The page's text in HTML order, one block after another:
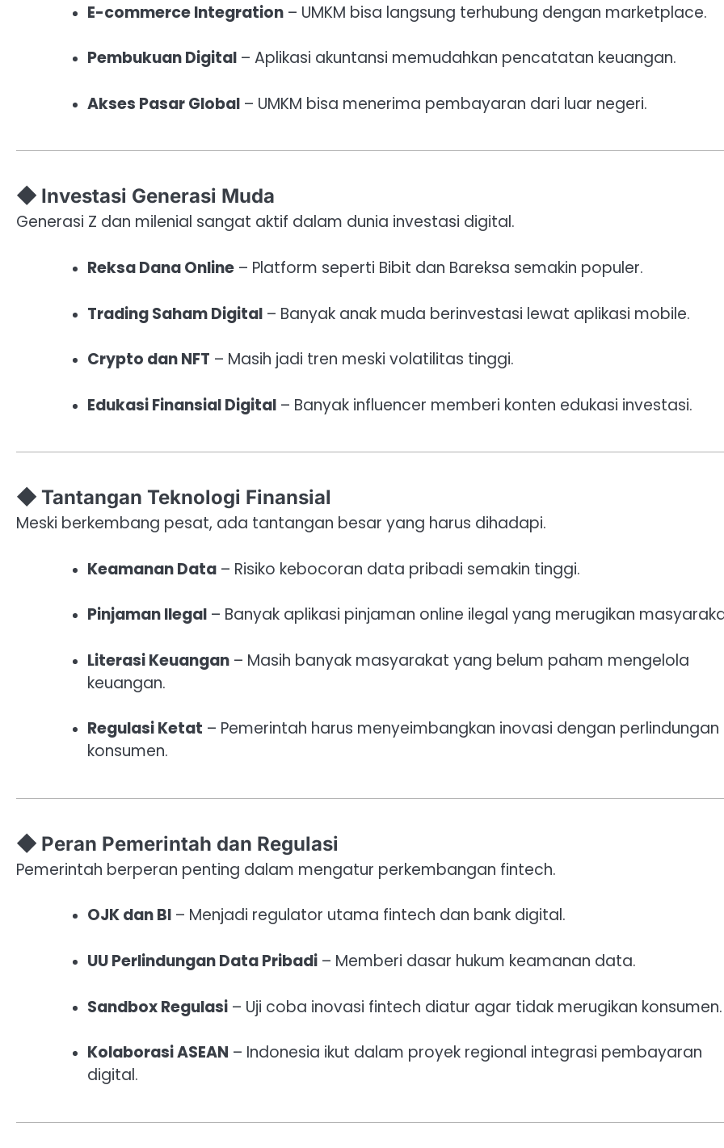
E-commerce Integration – UMKM bisa langsung terhubung dengan marketplace.
Pembukuan Digital – Aplikasi akuntansi memudahkan pencatatan keuangan.
Akses Pasar Global – UMKM bisa menerima pembayaran dari luar negeri.
◆ Investasi Generasi Muda
Generasi Z dan milenial sangat aktif dalam dunia investasi digital.
Reksa Dana Online – Platform seperti Bibit dan Bareksa semakin populer.
Trading Saham Digital – Banyak anak muda berinvestasi lewat aplikasi mobile.
Crypto dan NFT – Masih jadi tren meski volatilitas tinggi.
Edukasi Finansial Digital – Banyak influencer memberi konten edukasi investasi.
◆ Tantangan Teknologi Finansial
Meski berkembang pesat, ada tantangan besar yang harus dihadapi.
Keamanan Data – Risiko kebocoran data pribadi semakin tinggi.
Pinjaman Ilegal – Banyak aplikasi pinjaman online ilegal yang merugikan
Literasi Keuangan – Masih banyak masyarakat yang belum paham mengelola
keuangan.
Regulasi Ketat – Pemerintah harus menyeimbangkan inovasi dengan perlindungan
konsumen.
◆ Peran Pemerintah dan Regulasi
Pemerintah berperan penting dalam mengatur perkembangan fintech.
OJK dan BI – Menjadi regulator utama fintech dan bank digital.
UU Perlindungan Data Pribadi – Memberi dasar hukum keamanan data.
Sandbox Regulasi – Uji coba inovasi fintech diatur agar tidak merugikan konsumen.
Kolaborasi ASEAN – Indonesia ikut dalam proyek regional integrasi pembayaran
digital.